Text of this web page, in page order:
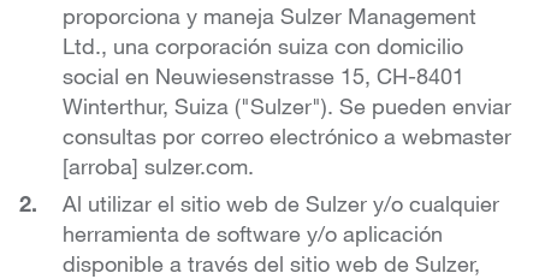
proporciona y maneja Sulzer Management
Ltd., una corporación suiza con domicilio
social en Neuwiesenstrasse 15, CH-8401
Winterthur, Suiza ("Sulzer"). Se pueden enviar
consultas por correo electrónico a webmaster
[arroba] sulzer.com.
Al utilizar el sitio web de Sulzer y/o cualquier
herramienta de software y/o aplicación
disponible a través del sitio web de Sulzer,